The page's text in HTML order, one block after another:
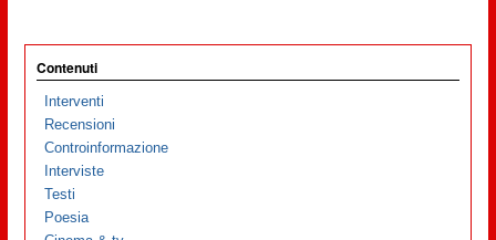
Contenuti
Interventi
Recensioni
Controinformazione
Interviste
Testi
Poesia